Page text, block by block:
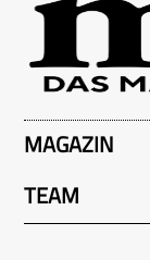
MAGAZIN
TEAM